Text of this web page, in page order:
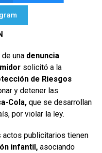
una denuncia
solicitó a la
de Riesgos
y detener las
Cola, que se desarrollan
por violar la ley.
actos publicitarios tienen
infantil, asociando